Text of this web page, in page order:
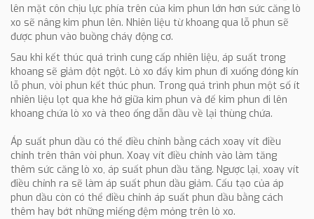
lên mặt côn chịu lực phía trên của kim phun lớn hơn sức căng lò
xo sẽ nâng kim phun lên. Nhiên liệu từ khoang qua lỗ phun sẽ
được phun vào buồng cháy động cơ.
Sau khi kết thúc quá trình cung cấp nhiên liệu, áp suất trong
khoang sẽ giảm đột ngột. Lò xo đẩy kim phun đi xuống đóng kín
lỗ phun, vòi phun kết thúc phun. Trong quá trình phun một số ít
nhiên liệu lọt qua khe hở giữa kim phun và đế kim phun đi lên
khoang chứa lò xo và theo ống dẫn dầu về lại thùng chứa.
Áp suất phun dầu có thể điều chỉnh bằng cách xoay vít điều
chỉnh trên thân vòi phun. Xoay vít điều chỉnh vào làm tăng
thêm sức căng lò xo, áp suất phun dầu tăng. Ngược lại, xoay vít
điều chỉnh ra sẽ làm áp suất phun dầu giảm. Cấu tạo của áp
phun dầu còn có thể điều chỉnh áp suất phun dầu bằng cách
thêm hay bớt những miếng đệm mỏng trên lò xo.